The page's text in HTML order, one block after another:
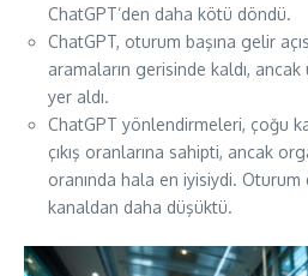
ChatGPT’den daha kötü döndü.
ChatGPT, oturum başına gelir
aramaların gerisinde kaldı,
yer aldı.
ChatGPT yönlendirmeleri, çoğu
çıkış oranlarına sahipti, ancak
oranında hala en iyisiydi.
kanaldan daha düşüktü.